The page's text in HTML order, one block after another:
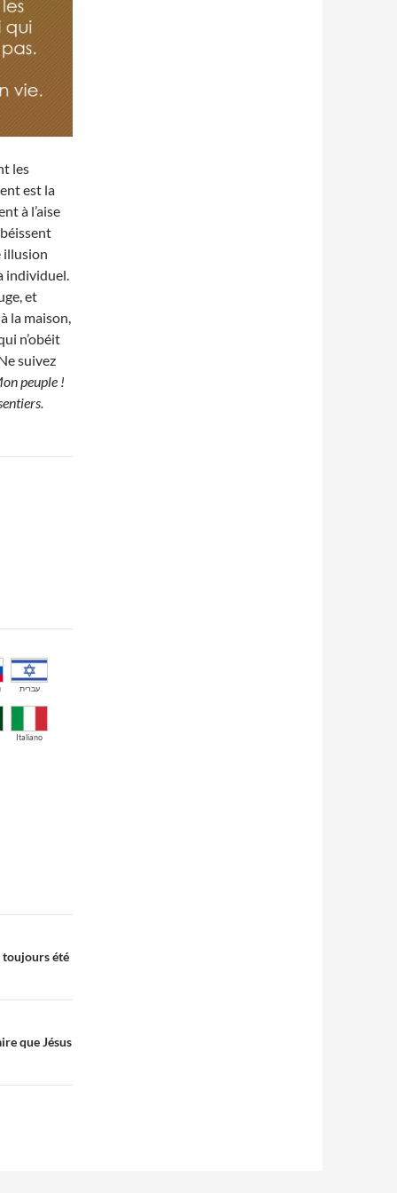
les
est la
à l’aise
illusion
individuel.
et
la maison,
n’obéit
suivez
peuple !
עברית
Italiano
toujours été
que Jésus